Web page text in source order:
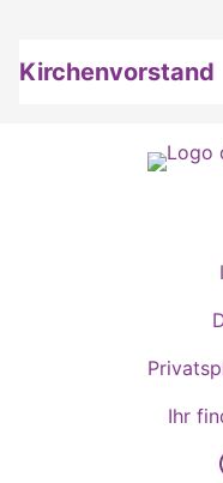
Kirchenvorstand
Ihr